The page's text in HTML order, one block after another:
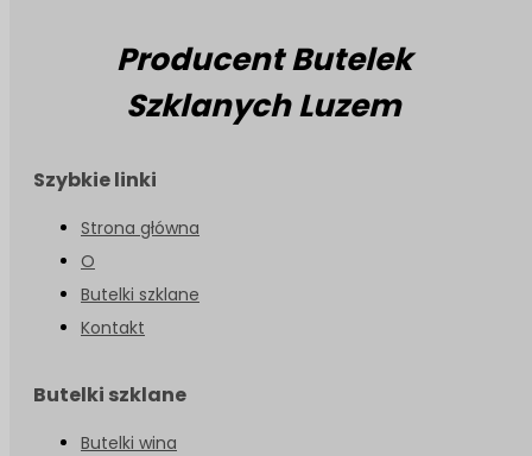
Producent Butelek
Szklanych Luzem
Szybkie linki
Strona główna
O
Butelki szklane
Kontakt
Butelki szklane
Butelki wina